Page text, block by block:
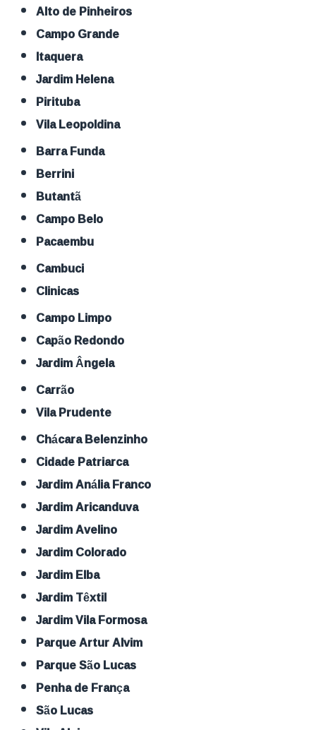
Alto de Pinheiros
Campo Grande
Itaquera
Jardim Helena
Pirituba
Vila Leopoldina
Barra Funda
Berrini
Butantã
Campo Belo
Pacaembu
Cambuci
Clinicas
Campo Limpo
Capão Redondo
Jardim Ângela
Carrão
Vila Prudente
Chácara Belenzinho
Cidade Patriarca
Jardim Anália Franco
Jardim Aricanduva
Jardim Avelino
Jardim Colorado
Jardim Elba
Jardim Têxtil
Jardim Vila Formosa
Parque Artur Alvim
Parque São Lucas
Penha de França
São Lucas